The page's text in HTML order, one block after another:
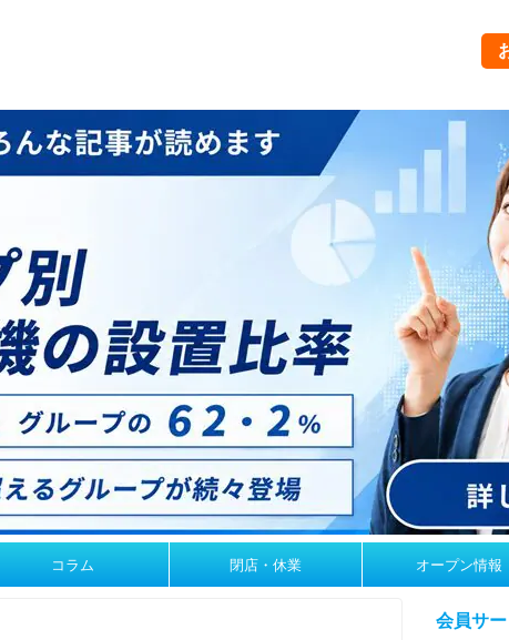
コラム 閉店・休業 オープン情報
会員サ